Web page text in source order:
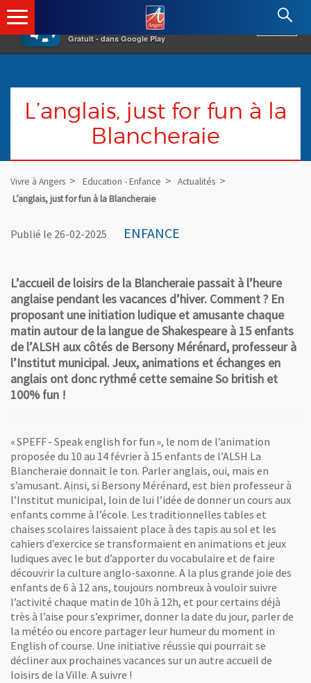
×
Gratuit - dans Google Play
Angers.fr : Retour à l'accueil
L’anglais, just for fun à la
Blancheraie
Vivre à Angers Education - Enfance
Actualités
L’anglais, just for fun à la Blancheraie
Publié le 26-02-2025 ENFANCE
L’accueil de loisirs de la Blancheraie passait à l’heure
anglaise pendant les vacances d’hiver. Comment ? En
proposant une initiation ludique et amusante chaque
matin autour de la langue de Shakespeare à 15 enfants
de l’ALSH aux côtés de Bersony Mérénard, professeur à
l’Institut municipal. Jeux, animations et échanges en
anglais ont donc rythmé cette semaine So british et
100% fun !
« SPEFF - Speak english for fun », le nom de l’animation
proposée du 10 au 14 février à 15 enfants de l’ALSH La
Blancheraie donnait le ton. Parler anglais, oui, mais en
s’amusant. Ainsi, si Bersony Mérénard, est bien professeur à
l’Institut municipal, loin de lui l’idée de donner un cours aux
enfants comme à l’école. Les traditionnelles tables et
chaises scolaires laissaient place à des tapis au sol et les
cahiers d’exercice se transformaient en animations et jeux
ludiques avec le but d’apporter du vocabulaire et de faire
découvrir la culture anglo-saxonne. A la plus grande joie des
enfants de 6 à 12 ans, toujours nombreux à vouloir suivre
l’activité chaque matin de 10h à 12h, et pour certains déjà
très à l’aise pour s’exprimer, donner la date du jour, parler de
la météo ou encore partager leur humeur du moment in
English of course. Une initiative réussie qui pourrait se
décliner aux prochaines vacances sur un autre accueil de
loisirs de la Ville. A suivre !